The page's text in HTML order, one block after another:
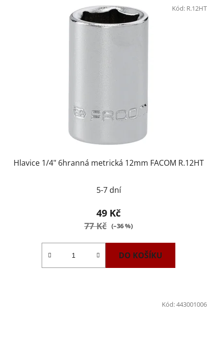
Hlavice 1/4" 6hranná metrická 12mm FACOM R.12HT
5-7 dní
49 Kč
77 Kč (–36 %)
DO KOŠÍKU
Kód: R.12HT
Kód:443001006